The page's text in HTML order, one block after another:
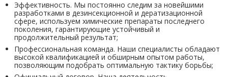
Эффективность. Мы постоянно следим за новейшими
разработками в дезинсекционной и дератизационной
сфере, используем химические препараты последнего
поколения, гарантирующие устойчивый и
продолжительный результат;
Профессиональная команда. Наши специалисты обладают
высокой квалификацией и обширным опытом работы,
позволяющим подобрать оптимальную тактику борьбы;